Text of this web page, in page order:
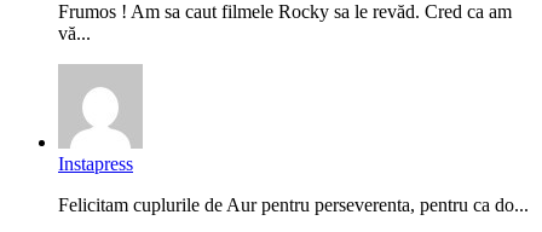
Frumos ! Am sa caut filmele Rocky sa le revăd. Cred ca am
vă...
Instapress
Felicitam cuplurile de Aur pentru perseverenta, pentru ca do...